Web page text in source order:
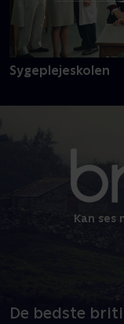
Sygeplejeskolen
Kan ses
De bedste